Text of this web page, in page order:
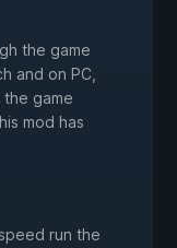
the game
and on PC,
game
mod has
run the